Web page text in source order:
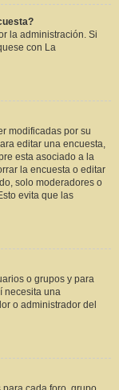
la administración. Si
con La
modificadas por su
editar una encuesta,
esta asociado a la
la encuesta o editar
solo moderadores o
evita que las
o grupos y para
necesita una
o administrador del